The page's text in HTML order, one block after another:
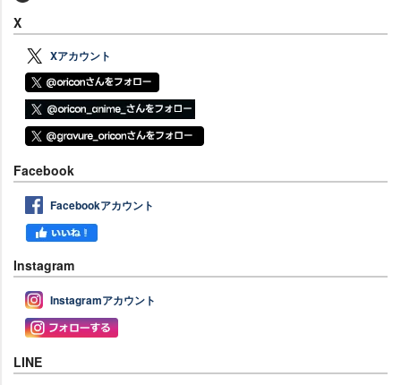
X
Xアカウント
Facebook
Facebookアカウント
Instagram
Instagramアカウント
LINE